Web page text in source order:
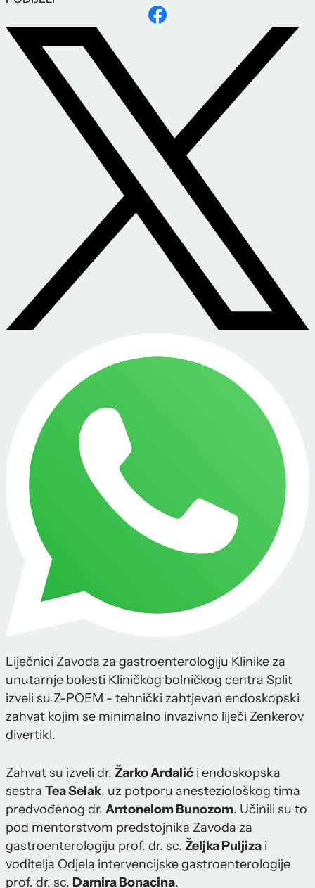
Liječnici Zavoda za gastroenterologiju Klinike za
unutarnje bolesti Kliničkog bolničkog centra Split
izveli su Z-POEM - tehnički zahtjevan endoskopski
zahvat kojim se minimalno invazivno liječi Zenkerov
divertikl.
Zahvat su izveli dr. Žarko Ardalić i endoskopska
sestra Tea Selak, uz potporu anesteziološkog tima
predvođenog dr. Antonelom Bunozom. Učinili su to
pod mentorstvom predstojnika Zavoda za
gastroenterologiju prof. dr. sc. Željka Puljiza i
voditelja Odjela intervencijske gastroenterologije
prof. dr. sc. Damira Bonacina.